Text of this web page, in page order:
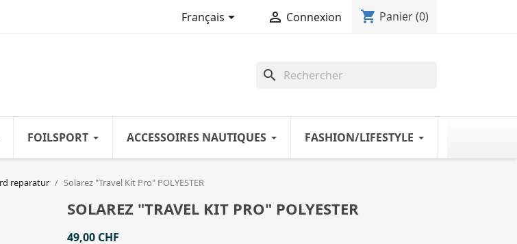
Français  Connexion shopping_cart Panier(0)
search
FOILSPORT ACCESSOIRES NAUTIQUES FASHION/LIFESTYLE
reparatur Solarez "Travel Kit Pro" POLYESTER
SOLAREZ "TRAVEL KIT PRO" POLYESTER
49,00 CHF